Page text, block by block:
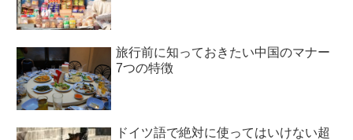
旅行前に知っておきたい中国のマナー
7つの特徴
ドイツ語で絶対に使ってはいけない超